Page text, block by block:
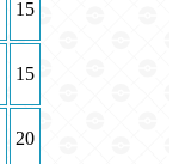
15
15
20